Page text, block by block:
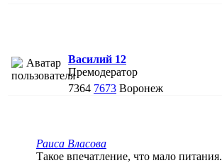
Василий 12
Премодератор
7364 7673 Воронеж
Раиса Власова
Такое впечатление, что мало питания.